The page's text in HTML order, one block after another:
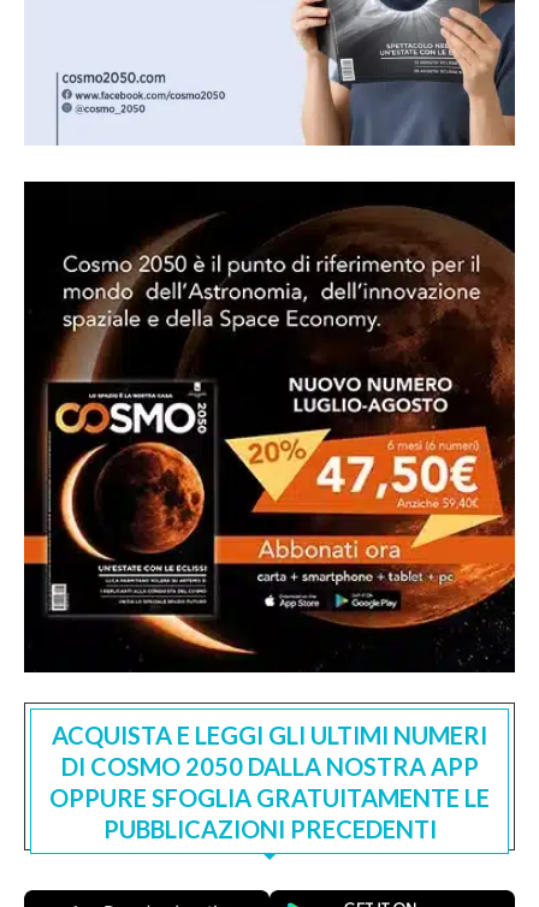
ACQUISTA E LEGGI GLI ULTIMI NUMERI
DI COSMO 2050 DALLA NOSTRA APP
OPPURE SFOGLIA GRATUITAMENTE LE
PUBBLICAZIONI PRECEDENTI